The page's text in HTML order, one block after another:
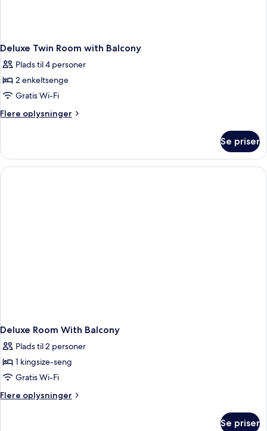
Deluxe Twin Room with Balcony
Plads til 4 personer
2 enkeltsenge
Gratis Wi-Fi
Flere oplysninger
Flere
Twin
Room
with
Se priser
Deluxe Room With Balcony
Plads til 2 personer
1 kingsize-seng
Gratis Wi-Fi
Flere oplysninger
Flere
Se priser